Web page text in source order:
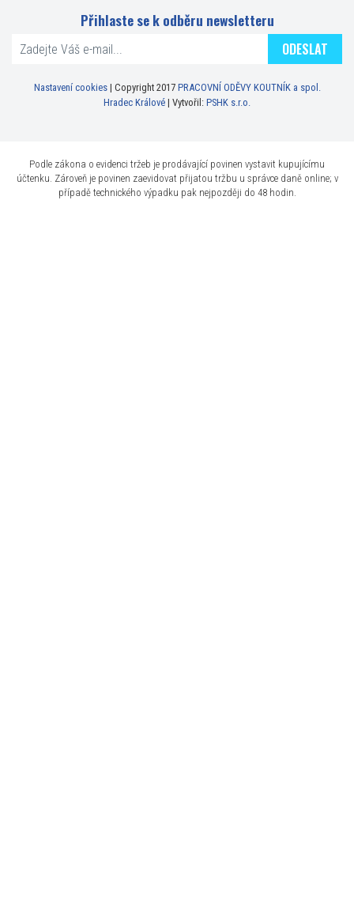
Přihlaste se k odběru newsletteru
ODESLAT
Nastavení cookies| Copyright 2017 PRACOVNÍ ODĚVY KOUTNÍK a spol.
Hradec Králové | Vytvořil: PSHK s.r.o.
Podle zákona o evidenci tržeb je prodávající povinen vystavit kupujícímu
účtenku. Zároveň je povinen zaevidovat přijatou tržbu u správce daně online; v
případě technického výpadku pak nejpozději do 48 hodin.